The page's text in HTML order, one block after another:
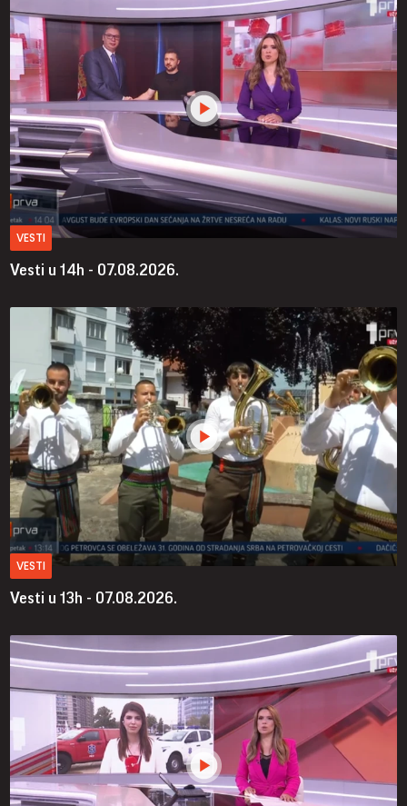
VESTI
Vesti u 14h - 07.08.2026.
VESTI
Vesti u 13h - 07.08.2026.